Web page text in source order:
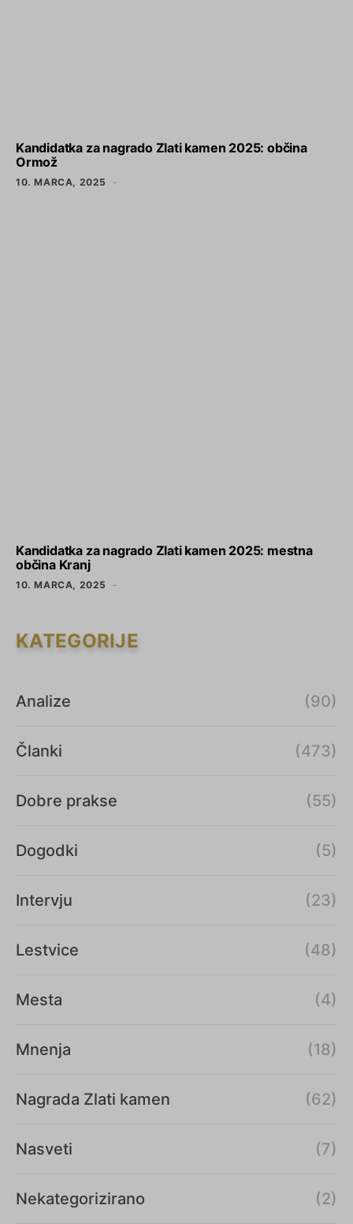
Kandidatka za nagrado Zlati kamen 2025: občina
Ormož
10. MARCA, 2025
Kandidatka za nagrado Zlati kamen 2025: mestna
občina Kranj
10. MARCA, 2025
KATEGORIJE
Analize (90)
Članki (473)
Dobre prakse (55)
Dogodki (5)
Intervju (23)
Lestvice (48)
Mesta (4)
Mnenja (18)
Nagrada Zlati kamen (62)
Nasveti (7)
Nekategorizirano (2)